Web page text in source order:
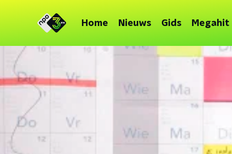
Home Nieuws Gids Megahit